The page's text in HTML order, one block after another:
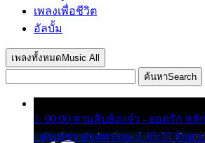
เพลงเพื่อชีวิต
อัลบั้ม
เพลงทั้งหมด Music All
ค้นหาSearch
1. 00:00 สามสิบยังแจ๋ว - ยอดรัก สลั
- ศรเพชร ศรสุพรรณ 3. 05:57 รักสา